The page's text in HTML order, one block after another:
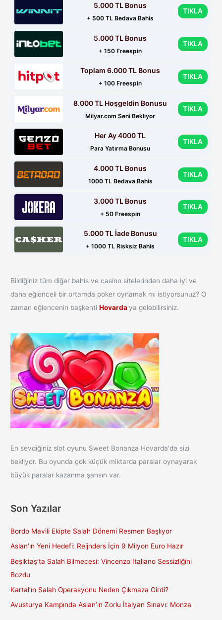
5.000 TL Bonus
+ 500 TL Bedava Bahis
TIKLA
5.000 TL Bonus
+ 150 Freespin
TIKLA
Toplam 6.000 TL Bonus
+ 100 Freespin
TIKLA
8.000 TL Hoşgeldin Bonusu
Milyar.com Seni Bekliyor
TIKLA
Her Ay 4000 TL
Para Yatırma Bonusu
TIKLA
4.000 TL Bonus
1000 TL Bedava Bahis
TIKLA
3.000 TL Bonus
+ 50 Freespin
TIKLA
5.000 TL İade Bonusu
+ 1000 TL Risksiz Bahis
TIKLA
Bildiğiniz tüm diğer bahis ve casino sitelerinden daha iyi ve
daha eğlenceli bir ortamda poker oynamak mı istiyorsunuz? O
zaman eğlencenin başkentiHovarda'ya gelebilirsiniz.
En sevdiğiniz slot oyunu Sweet Bonanza Hovarda'da sizi
bekliyor. Bu oyunda çok küçük miktarda paralar oynayarak
büyük paralar kazanma şansın var.
Son Yazılar
Bordo Mavili Ekipte Salah Dönemi Resmen Başlıyor
Aslan’ın Yeni Hedefi: Reijnders İçin 9 Milyon Euro Hazır
Beşiktaş’ta Salah Bilmecesi: Vincenzo Italiano Sessizliğini
Bozdu
Kartal’ın Salah Operasyonu Neden Çıkmaza Girdi?
Avusturya Kampında Aslan’ın Zorlu İtalyan Sınavı: Monza